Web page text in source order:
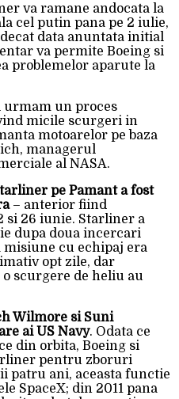
va ramane andocata la
cel putin pana pe 2 iulie,
data anuntata initial
va permite Boeing si
problemelor aparute la
urmam un proces
micile scurgeri in
motoarelor pe baza
managerul
al NASA.
pe Pamant a fost
– anterior fiind
si 26 iunie. Starliner a
dupa doua incercari
misiune cu echipaj era
opt zile, dar
scurgere de heliu au
Wilmore si Suni
ai US Navy. Odata ce
din orbita, Boeing si
pentru zboruri
patru ani, aceasta functie
SpaceX; din 2011 pana